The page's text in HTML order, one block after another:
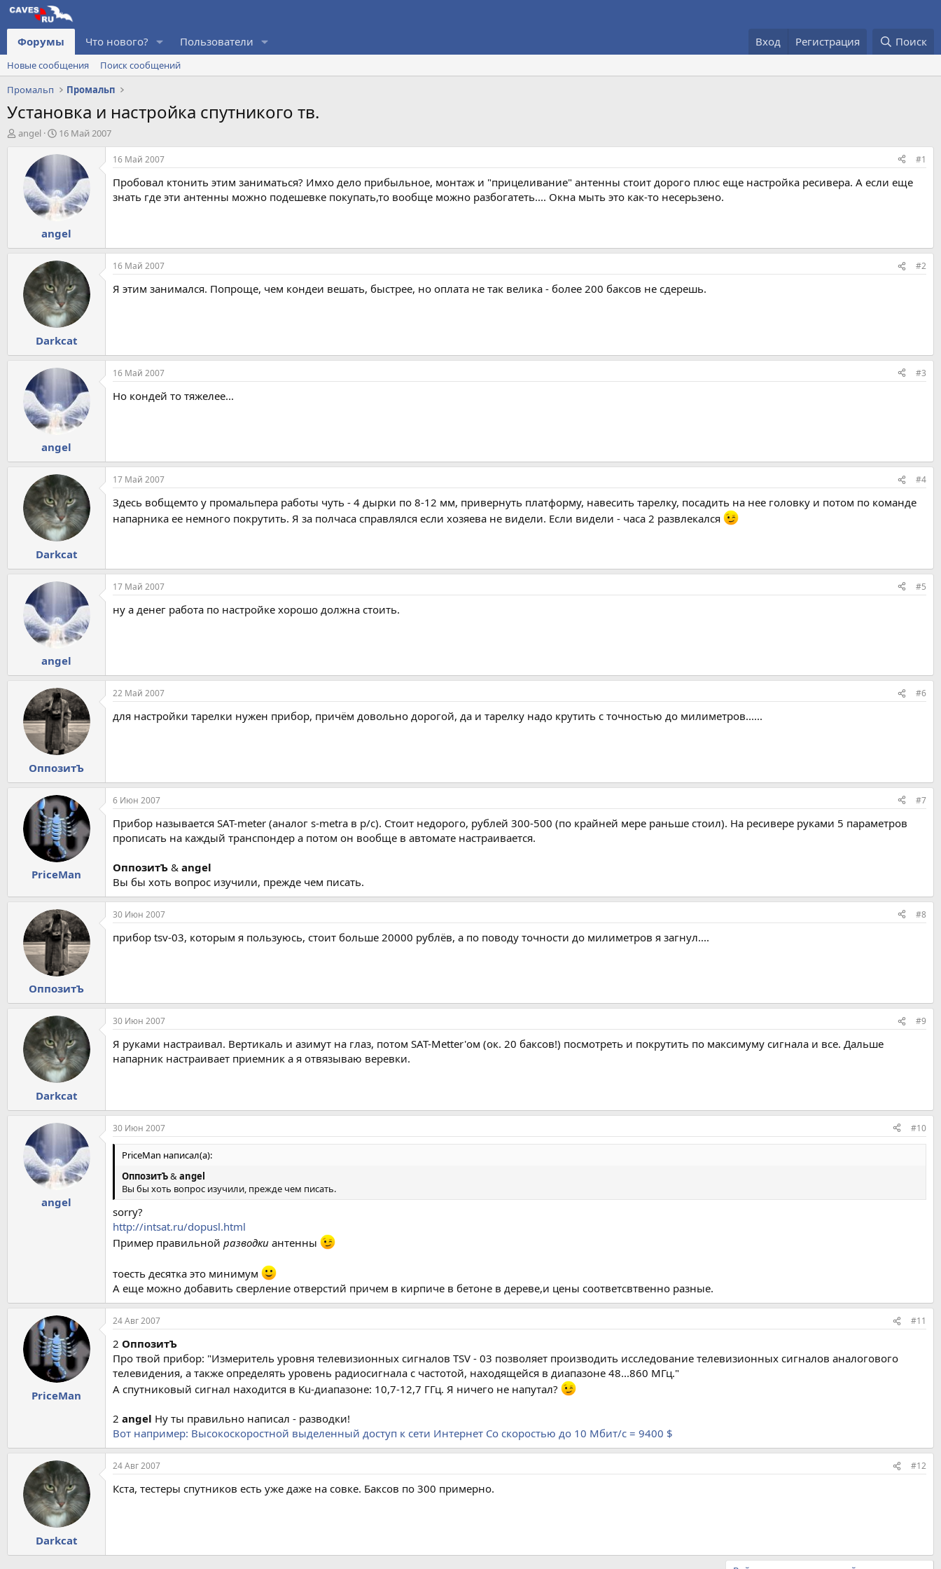
Форумы Что нового? Пользователи Вход Регистрация Поиск
Новые сообщения
Поиск сообщений
Промальп
Промальп
Установка и настройка спутникого тв.
А
angel
Д
т
а
ч
а
л
а
16 Май 2007
angel
16 Май 2007 #1
Пробовал ктонить этим заниматься? Имхо дело прибыльное, монтаж и "прицеливание" антенны стоит дорого плюс еще настройка ресивера. А если еще
знать где эти антенны можно подешевке покупать,то вообще можно разбогатеть.... Окна мыть это как-то несерьзено.
Darkcat
16 Май 2007 #2
Я этим занимался. Попроще, чем кондеи вешать, быстрее, но оплата не так велика - более 200 баксов не сдерешь.
angel
16 Май 2007 #3
Но кондей то тяжелее...
Darkcat
17 Май 2007 #4
Здесь вобщемто у промальпера работы чуть - 4 дырки по 8-12 мм, привернуть платформу, навесить тарелку, посадить на нее головку и потом по команде
напарника ее немного покрутить. Я за полчаса справлялся если хозяева не видели. Если видели - часа 2 развлекался
angel
17 Май 2007 #5
ну а денег работа по настройке хорошо должна стоить.
ОппозитЪ
22 Май 2007 #6
для настройки тарелки нужен прибор, причём довольно дорогой, да и тарелку надо крутить с точностью до милиметров......
PriceMan
6 Июн 2007 #7
Прибор называется SAT-meter (аналог s-metra в р/с). Стоит недорого, рублей 300-500 (по крайней мере раньше стоил). На ресивере руками 5 параметров
прописать на каждый транспондер а потом он вообще в автомате настраивается.
ОппозитЪ & angel
Вы бы хоть вопрос изучили, прежде чем писать.
ОппозитЪ
30 Июн 2007 #8
прибор tsv-03, которым я пользуюсь, стоит больше 20000 рублёв, а по поводу точности до милиметров я загнул....
Darkcat
30 Июн 2007 #9
Я руками настраивал. Вертикаль и азимут на глаз, потом SAT-Metter'ом (ок. 20 баксов!) посмотреть и покрутить по максимуму сигнала и все. Дальше
напарник настраивает приемник а я отвязываю веревки.
angel
30 Июн 2007 #10
PriceMan написал(а):
ОппозитЪ&angel
Вы бы хоть вопрос изучили, прежде чем писать.
sorry?
http://intsat.ru/dopusl.html
Пример правильной разводки антенны
тоесть десятка это минимум
А еще можно добавить сверление отверстий причем в кирпиче в бетоне в дереве,и цены соответсвтвенно разные.
PriceMan
24 Авг 2007 #11
2 ОппозитЪ
Про твой прибор: "Измеритель уровня телевизионных сигналов TSV - 03 позволяет производить исследование телевизионных сигналов аналогового
телевидения, а также определять уровень радиосигнала с частотой, находящейся в диапазоне 48...860 МГц."
А спутниковый сигнал находится в Ku-диапазоне: 10,7-12,7 ГГц. Я ничего не напутал?
2 angel Ну ты правильно написал - разводки!
Вот например: Высокоскоростной выделенный доступ к сети Интернет Со скоростью до 10 Мбит/с = 9400 $
Darkcat
24 Авг 2007 #12
Кста, тестеры спутников есть уже даже на совке. Баксов по 300 примерно.